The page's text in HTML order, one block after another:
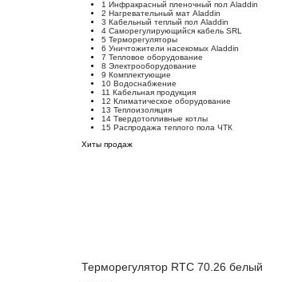
1 Инфракрасный пленочный пол Aladdin
2 Нагревательный мат Aladdin
3 Кабельный теплый пол Aladdin
4 Саморегулирующийся кабель SRL
5 Терморегуляторы
6 Уничтожители насекомых Aladdin
7 Тепловое оборудование
8 Электрооборудование
9 Комплектующие
10 Водоснабжение
11 Кабельная продукция
12 Климатическое оборудование
13 Теплоизоляция
14 Твердотопливные котлы
15 Распродажа теплого пола ЧТК
Хиты продаж
Терморегулятор RTC 70.26 белый